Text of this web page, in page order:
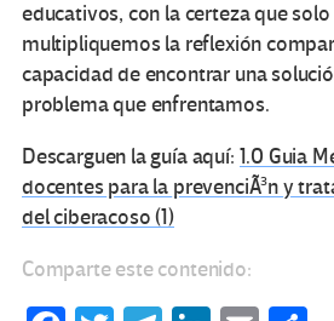
educativos, con la certeza que
multipliquemos la reflexión
capacidad de encontrar una
problema que enfrentamos.
Descarguen la guía aquí: 1.0 Guia
docentes para la prevenciÃ³n y
del ciberacoso (1)
Comparte este contenido: